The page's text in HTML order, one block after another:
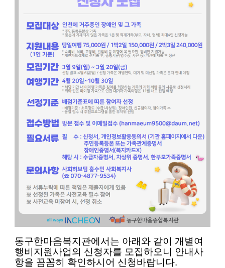
동구한마음복지관에서는 아래와 같이 개별여
행비지원사업의 신청자를 모집하오니 안내사
항을 꼼꼼히 확인하시어 신청바랍니다.